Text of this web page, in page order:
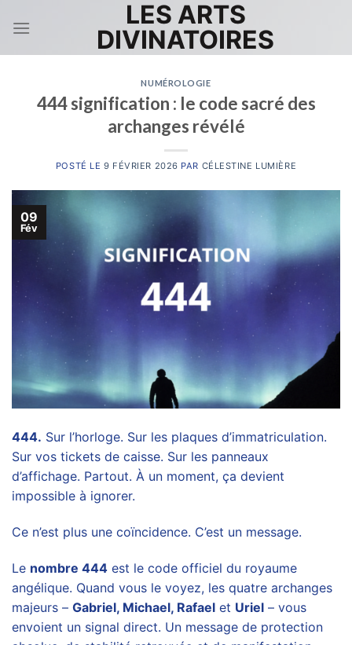
LES ARTS
DIVINATOIRES
NUMÉROLOGIE
444 signification : le code sacré des
archanges révélé
POSTÉ LE 9 FÉVRIER 2026 PAR CÉLESTINE LUMIÈRE
09
Fév
444. Sur l’horloge. Sur les plaques d’immatriculation.
Sur vos tickets de caisse. Sur les panneaux
d’affichage. Partout. À un moment, ça devient
impossible à ignorer.
Ce n’est plus une coïncidence. C’est un message.
Le nombre 444 est le code officiel du royaume
angélique. Quand vous le voyez, les quatre archanges
majeurs – Gabriel, Michael, Rafael et Uriel – vous
envoient un signal direct. Un message de protection